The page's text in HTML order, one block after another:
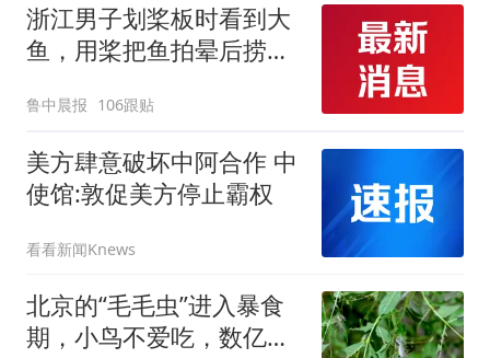
浙江男子划桨板时看到大
鱼，用桨把鱼拍晕后捞
两，做成红烧辣子鱼块，
味道很好
鲁中晨报 106跟贴
美方肆意破坏中阿合作 中
使馆:敦促美方停止霸权
看看新闻Knews
北京的“毛毛虫”进入暴食
期，小鸟不爱吃，数亿头